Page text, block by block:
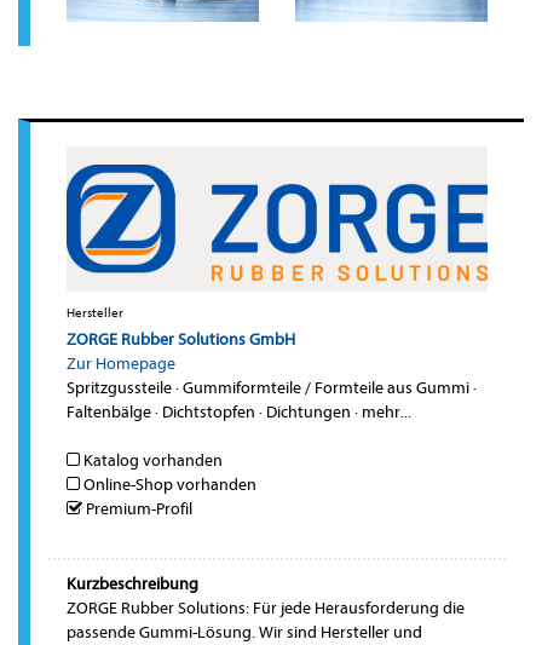
Hersteller
ZORGE Rubber Solutions GmbH
Zur Homepage
Spritzgussteile·Gummiformteile / Formteile aus Gummi·
Faltenbälge· Dichtstopfen · Dichtungen · mehr...
Katalog vorhanden
Online-Shop vorhanden
Premium-Profil
Kurzbeschreibung
ZORGE Rubber Solutions: Für jede Herausforderung die
passende Gummi-Lösung. Wir sind Hersteller und